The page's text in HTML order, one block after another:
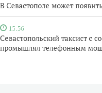
В Севастополе может
15:56
Севастопольский таксист с
промышлял телефонным